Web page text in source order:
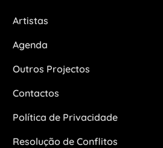
Artistas
Agenda
Outros Projectos
Contactos
Política de Privacidade
Resolução de Conflitos